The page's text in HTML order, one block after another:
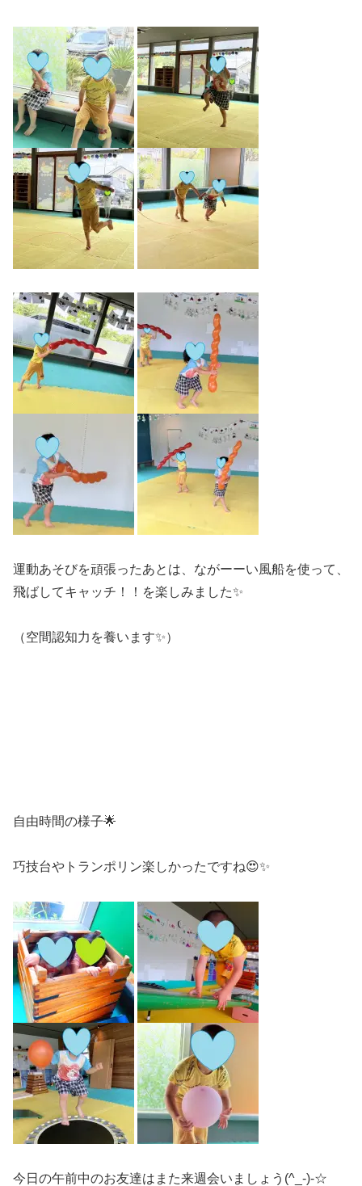
運動あそびを頑張ったあとは、ながーーい風船を使って、
飛ばしてキャッチ！！を楽しみました✨
（空間認知力を養います✨）
自由時間の様子🌟
巧技台やトランポリン楽しかったですね😍✨
今日の午前中のお友達はまた来週会いましょう(^_-)-☆